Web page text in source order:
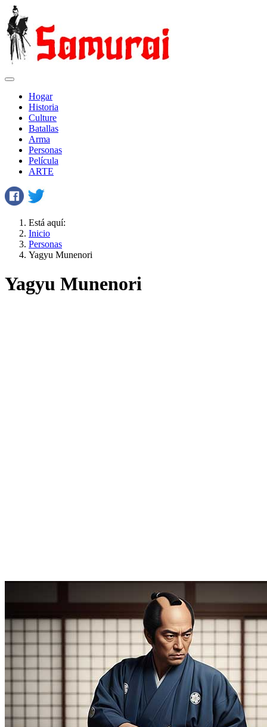
Hogar
Historia
Сulture
Batallas
Arma
Personas
Película
ARTE
Está aquí:
Inicio
Personas
Yagyu Munenori
Yagyu Munenori